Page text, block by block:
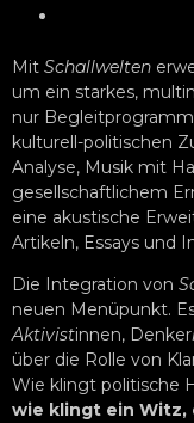
Mit Schallwelten
um ein starkes,
nur
kulturell-politischen
Analyse, Musik mit
gesellschaftlichem
eine akustische
Artikeln, Essays und
Die Integration von
neuen Menüpunkt.
Aktivistinnen, Denker
über die Rolle von
Wie klingt politische
wie klingt ein Witz,